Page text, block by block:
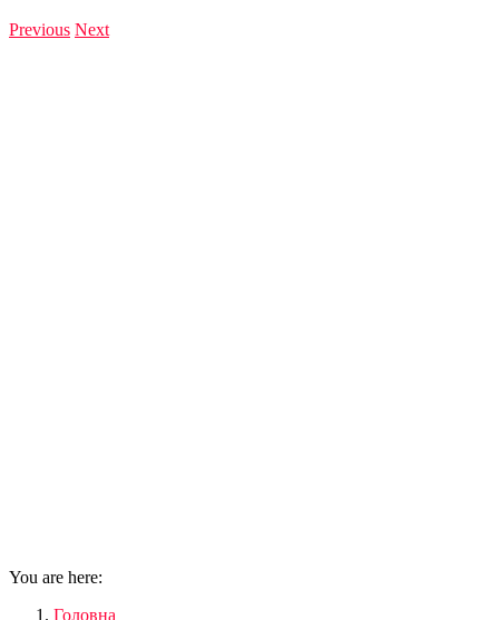
Previous Next
You are here:
Головна